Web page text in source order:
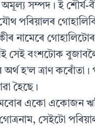
সম্পদ। ই শৌৰ্য-
পৰিয়ালৰ
নামেৰে
সেই বংশটোক
হ’ল ত্ৰাণ কৰোঁতা।
হৈছে।
একো একোজন
গোত্ৰনাম, সেইটো